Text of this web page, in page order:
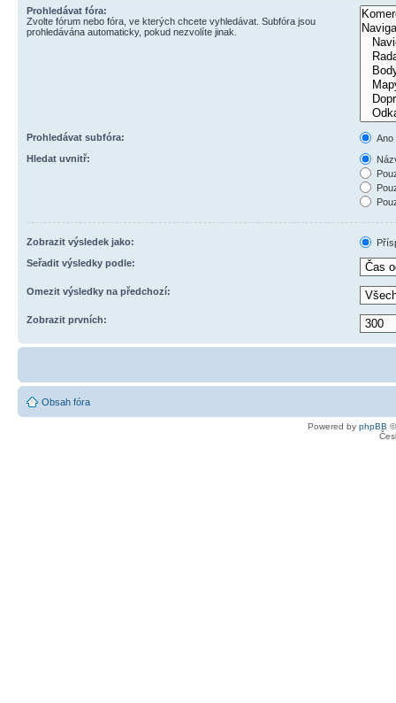
Prohledávat fóra:
Zvolte fórum nebo fóra, ve kterých chcete vyhledávat. Subfóra jsou
prohledávána automaticky, pokud nezvolíte jinak.
Prohledávat subfóra:
Ano
Hledat uvnitř:
Zobrazit výsledek jako:
Seřadit výsledky podle:
Omezit výsledky na předchozí:
Zobrazit prvních:
Obsah fóra
Powered by phpBB